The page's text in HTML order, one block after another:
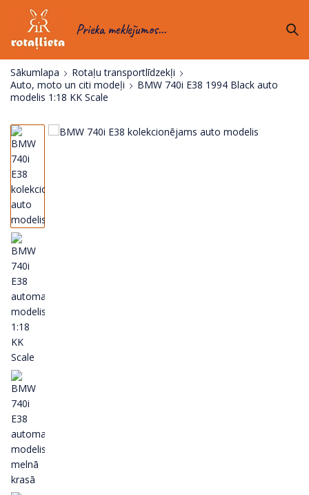
Prieka meklējumos...
Sākumlapa
Rotaļu transportlīdzekļi
Auto, moto un citi modeļi
BMW 740i E38 1994 Black auto
modelis 1:18 KK Scale